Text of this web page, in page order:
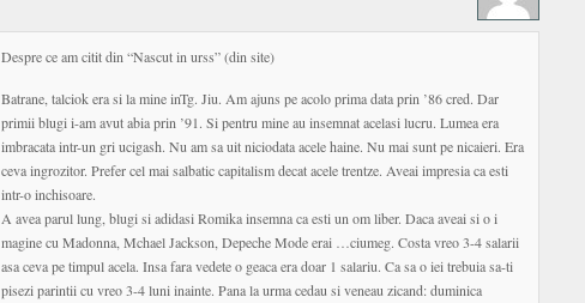
Despre ce am citit din “Nascut in urss” (din site)
Batrane, talciok era si la mine inTg. Jiu. Am ajuns pe acolo prima data prin ’86 cred. Dar
primii blugi i-am avut abia prin ’91. Si pentru mine au insemnat acelasi lucru. Lumea era
imbracata intr-un gri ucigash. Nu am sa uit niciodata acele haine. Nu mai sunt pe nicaieri. Era
ceva ingrozitor. Prefer cel mai salbatic capitalism decat acele trentze. Aveai impresia ca esti
intr-o inchisoare.
A avea parul lung, blugi si adidasi Romika insemna ca esti un om liber. Daca aveai si o i
magine cu Madonna, Mchael Jackson, Depeche Mode erai …ciumeg. Costa vreo 3-4 salarii
asa ceva pe timpul acela. Insa fara vedete o geaca era doar 1 salariu. Ca sa o iei trebuia sa-ti
pisezi parintii cu vreo 3-4 luni inainte. Pana la urma cedau si veneau zicand: duminica